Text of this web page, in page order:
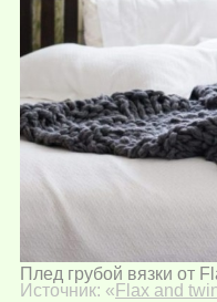
Плед грубой вязки от
Источник: « Flax and